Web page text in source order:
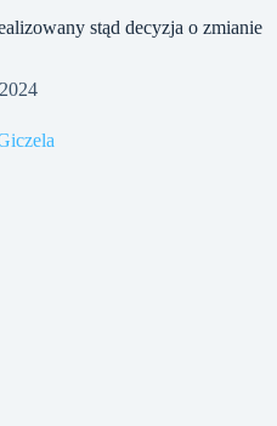
stąd decyzja o zmianie